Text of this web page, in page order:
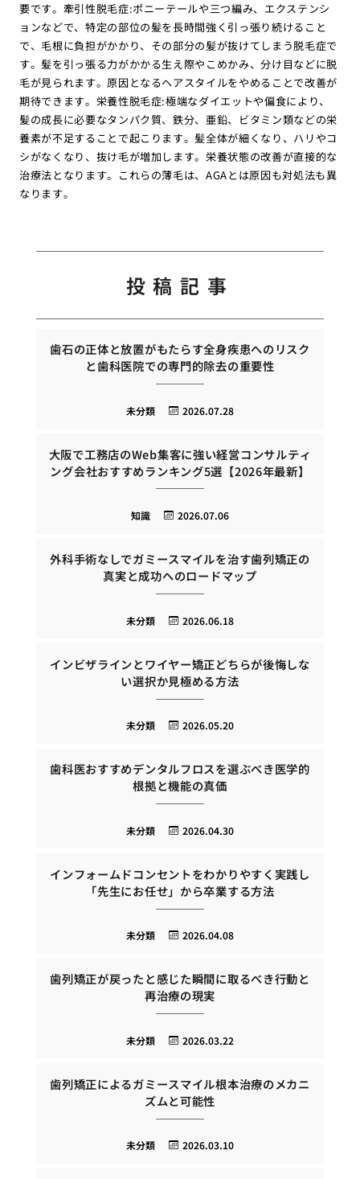
要です。牽引性脱毛症:ポニーテールや三つ編み、エクステンシ
ョンなどで、特定の部位の髪を長時間強く引っ張り続けること
で、毛根に負担がかかり、その部分の髪が抜けてしまう脱毛症で
す。髪を引っ張る力がかかる生え際やこめかみ、分け目などに脱
毛が見られます。原因となるヘアスタイルをやめることで改善が
期待できます。栄養性脱毛症:極端なダイエットや偏食により、
髪の成長に必要なタンパク質、鉄分、亜鉛、ビタミン類などの栄
養素が不足することで起こります。髪全体が細くなり、ハリやコ
シがなくなり、抜け毛が増加します。栄養状態の改善が直接的な
治療法となります。これらの薄毛は、AGAとは原因も対処法も異
なります。
投稿記事
歯石の正体と放置がもたらす全身疾患へのリスク
と歯科医院での専門的除去の重要性
2026.07.28
未分類
大阪で工務店のWeb集客に強い経営コンサルティ
ング会社おすすめランキング5選【2026年最新】
2026.07.06
知識
外科手術なしでガミースマイルを治す歯列矯正の
真実と成功へのロードマップ
2026.06.18
未分類
インビザラインとワイヤー矯正どちらが後悔しな
い選択か見極める方法
2026.05.20
未分類
歯科医おすすめデンタルフロスを選ぶべき医学的
根拠と機能の真価
2026.04.30
未分類
インフォームドコンセントをわかりやすく実践し
「先生にお任せ」から卒業する方法
2026.04.08
未分類
歯列矯正が戻ったと感じた瞬間に取るべき行動と
再治療の現実
2026.03.22
未分類
歯列矯正によるガミースマイル根本治療のメカニ
ズムと可能性
2026.03.10
未分類